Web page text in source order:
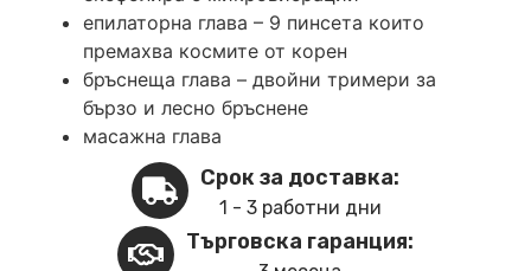
епилаторна глава – 9 пинсета които
премахва космите от корен
бръснеща глава – двойни тримери за
бързо и лесно бръснене
масажна глава
Срок за доставка:
1 - 3 работни дни
Търговска гаранция: